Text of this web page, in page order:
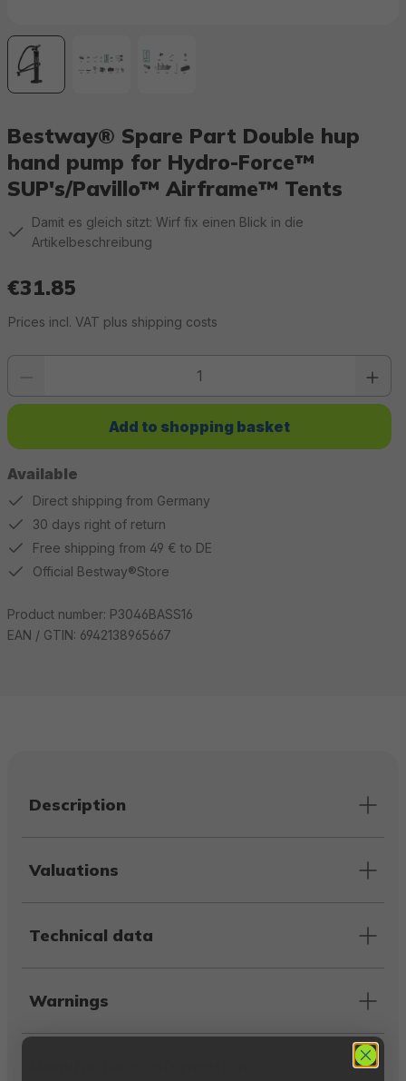
Bestway® Spare Part Double hup
hand pump for Hydro-Force™
SUP's/Pavillo™ Airframe™ Tents
Damit es gleich sitzt: Wirf fix einen Blick in die
Artikelbeschreibung
€31.85
Prices incl. VAT plus shipping costs
Available
Product quantity: Enter the desired value or use the buttons to increase or
Add to shopping basket
Direct shipping from Germany
30 days right of return
Free shipping from 49 € to DE
Official Bestway®Store
Product number: P3046BASS16
EAN / GTIN: 6942138965667
Description
Valuations
Technical data
Warnings